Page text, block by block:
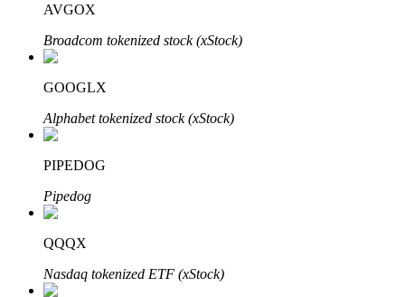
تعرف على كيفية كسب الدخل السلبي
Bitrue
AI
شركاء بيترو
AVGOX
Broadcom tokenized stock (xStock)
GOOGLX
Alphabet tokenized stock (xStock)
PIPEDOG
Pipedog
QQQX
Nasdaq tokenized ETF (xStock)